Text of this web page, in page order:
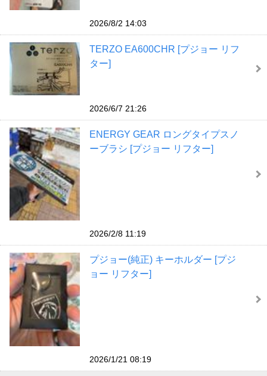
2026/8/2 14:03
TERZO EA600CHR [プジョー リフ
ター]
2026/6/7 21:26
ENERGY GEAR ロングタイプスノ
ーブラシ [プジョー リフター]
2026/2/8 11:19
プジョー(純正) キーホルダー [プジ
ョー リフター]
2026/1/21 08:19